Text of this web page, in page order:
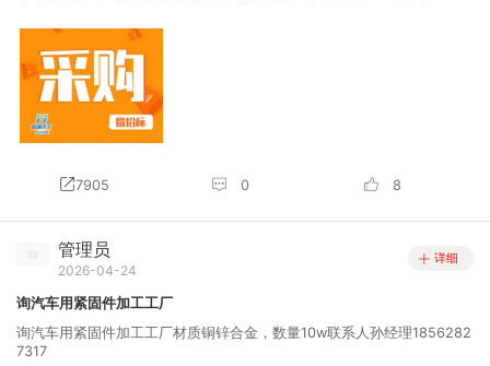
7905 0 8
管理员
2026-04-24
详细
询汽车用紧固件加工工厂
询汽车用紧固件加工工厂材质铜锌合金，数量10w联系人孙经理1856282
7317